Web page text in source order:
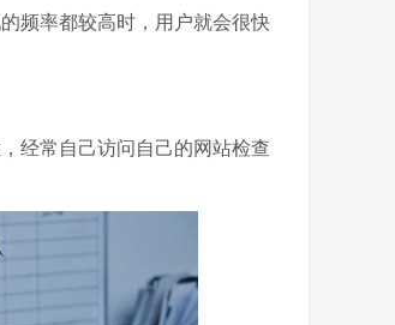
频率都较高时，用户就会很快
经常自己访问自己的网站检查